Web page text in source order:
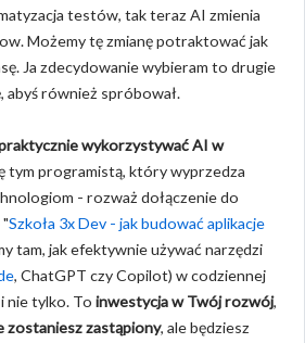
testów, tak teraz AI zmienia
Możemy tę zmianę potraktować jak
Ja zdecydowanie wybieram to drugie
abyś również spróbował.
wykorzystywać AI w
tym programistą, który wyprzedza
- rozważ dołączenie do
Szkoła 3x Dev - jak budować aplikacje
tam, jak efektywnie używać narzędzi
, ChatGPT czy Copilot) w codziennej
i nie tylko. To inwestycja w Twój rozwój,
zostaniesz zastąpiony, ale będziesz